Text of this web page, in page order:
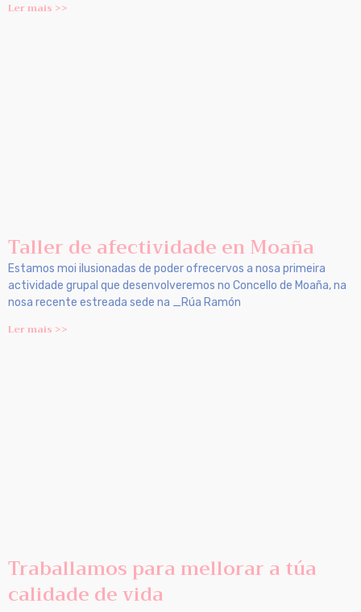
Ler mais >>
Taller de afectividade en Moaña
Estamos moi ilusionadas de poder ofrecervos a nosa primeira
actividade grupal que desenvolveremos no Concello de Moaña, na
nosa recente estreada sede na _Rúa Ramón
Ler mais >>
Traballamos para mellorar a túa
calidade de vida